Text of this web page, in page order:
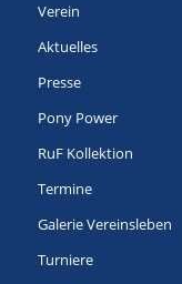
Verein
Aktuelles
Presse
Pony Power
RuF Kollektion
Termine
Galerie Vereinsleben
Turniere